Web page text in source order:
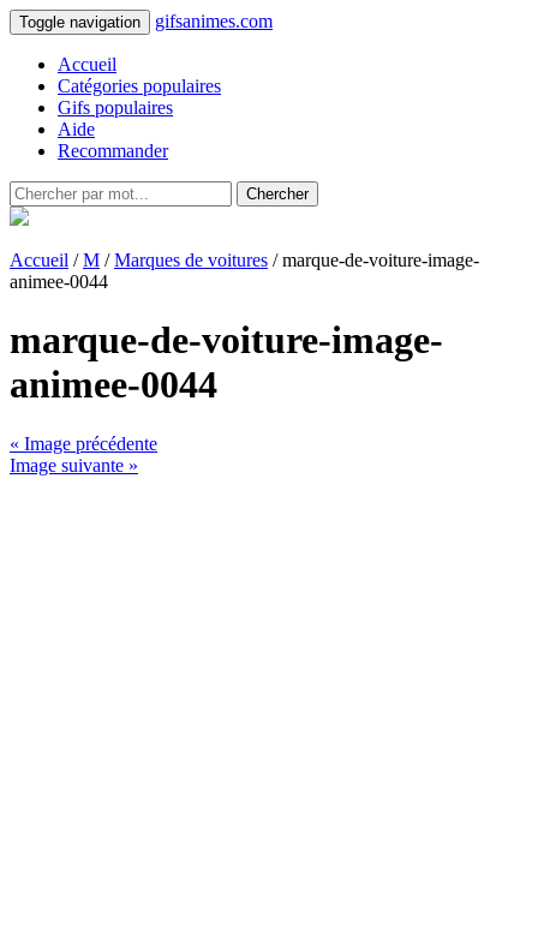
Toggle navigation gifsanimes.com
Accueil
Catégories populaires
Gifs populaires
Aide
Recommander
Chercher
Accueil /M /Marques de voitures / marque-de-voiture-image-
animee-0044
marque-de-voiture-image-
animee-0044
« Image précédente
Image suivante »